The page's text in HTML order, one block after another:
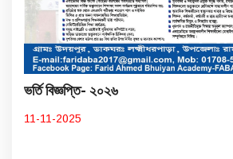
ভর্তি বিজ্ঞপ্তি- ২০২৬
11-11-2025